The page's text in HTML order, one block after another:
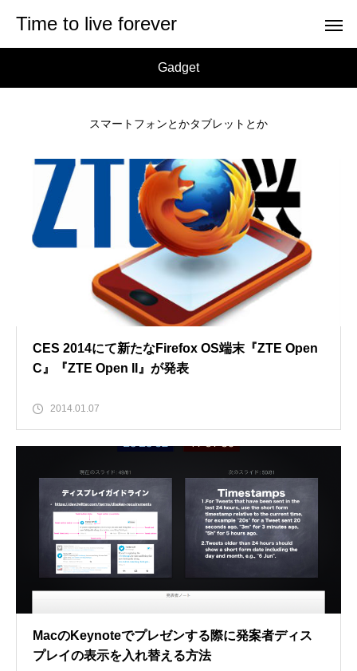
Time to live forever
Gadget
スマートフォンとかタブレットとか
CES 2014にて新たなFirefox OS端末『ZTE Open
C』『ZTE Open II』が発表
2014.01.07
MacのKeynoteでプレゼンする際に発案者ディス
プレイの表示を入れ替える方法